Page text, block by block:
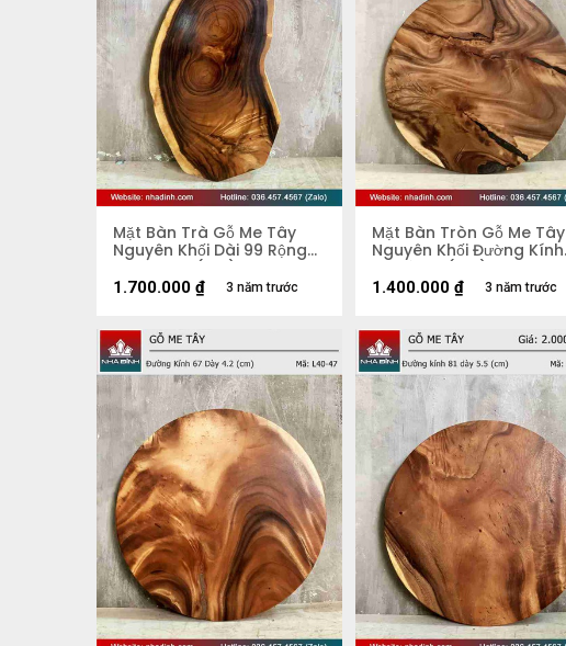
Mặt Bàn Trà Gỗ Me Tây
Nguyên Khối Dài 99 Rộng
51 Dày 5,2 (cm)
3 năm trước
1.700.000 ₫
Mặt Bàn Tròn Gỗ Me Tây
Nguyên Khối Đường Kính
70 Dày 4 (cm)
3 năm trước
1.400.000 ₫